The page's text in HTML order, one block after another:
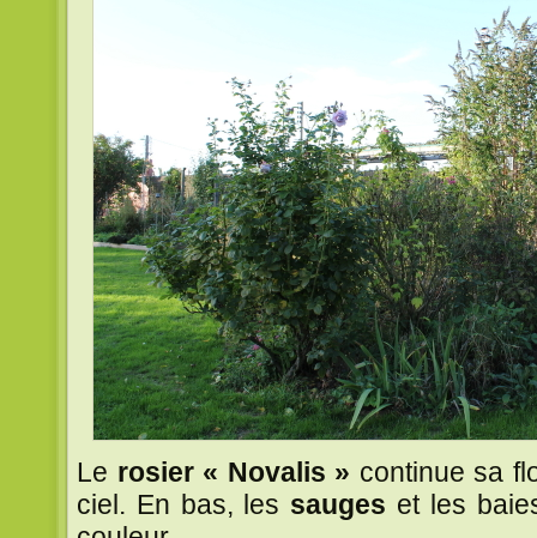
Le rosier « Novalis » continue sa
ciel. En bas, les sauges et les